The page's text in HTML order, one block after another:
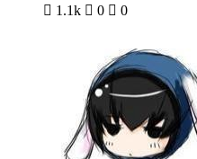
 1.1k  0  0